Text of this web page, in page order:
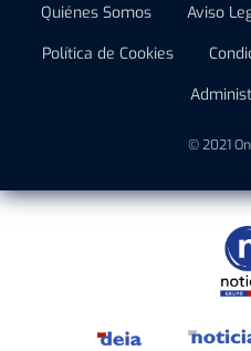
Quiénes Somos Aviso
Política de Cookies
© 2021